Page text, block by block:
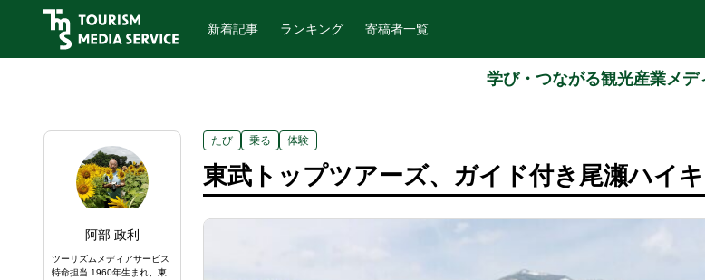
新着記事 ランキング 寄稿者一覧
学び・つながる観光産業メデ
阿部 政利
ツーリズムメディアサービス
特命担当 1960年生まれ、東
たび 乗る 体験
東武トップツアーズ、ガイド付き尾瀬ハイ